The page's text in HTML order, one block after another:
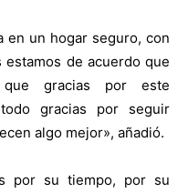
en un hogar seguro, con
de acuerdo que
gracias por este
gracias por seguir
algo mejor», añadió.
por su tiempo, por su